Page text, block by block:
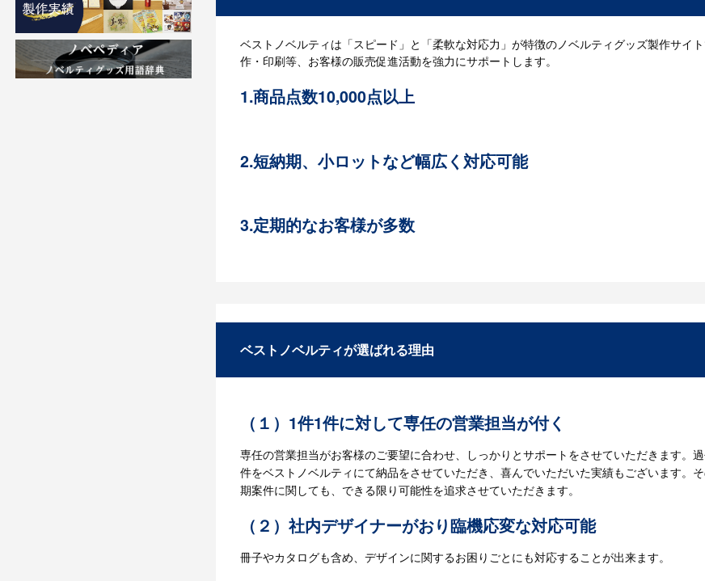
ベストノベルティは「スピード」と「柔軟な対応力」が特徴のノベルティグッズ製作サイ
作・印刷等、お客様の販売促進活動を強力にサポートします。
1.商品点数10,000点以上
客様のニーズに合わせてスピーディーにご提案いたします。
2.短納期、小ロットなど幅広く対応可能
をいただいております。
3.定期的なお客様が多数
ベストノベルティが選ばれる理由
（１）1件1件に対して専任の営業担当が付く
専任の営業担当がお客様のご要望に合わせ、しっかりとサポートをさせていただきます。
件をベストノベルティにて納品をさせていただき、喜んでいただいた実績もございます。
期案件に関しても、できる限り可能性を追求させていただきます。
（２）社内デザイナーがおり臨機応変な対応可能
冊子やカタログも含め、デザインに関するお困りごとにも対応することが出来ます。